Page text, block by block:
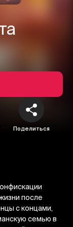
Поделиться
после
с концами,
семью в
3